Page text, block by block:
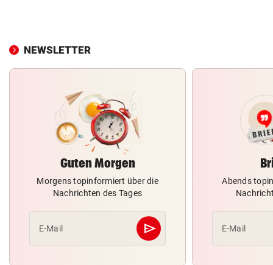
NEWSLETTER
Guten Morgen
Morgens topinformiert über die
Nachrichten des Tages
E-Mail send
Abschicken
Abends
E-Mail